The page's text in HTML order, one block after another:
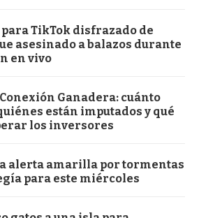
TikTok disfrazado de
asesinado a balazos durante
en vivo
Ganadera: cuánto
están imputados y qué
los inversores
alerta amarilla por tormentas
para este miércoles